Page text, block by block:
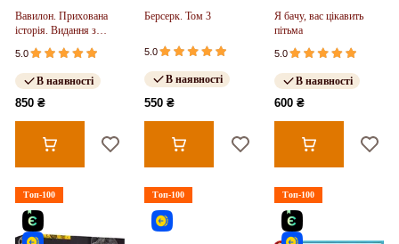
Вавилон. Прихована
історія. Видання з
ілюстрованим зрізом
(у)
5.0
В наявності
850 ₴
Берсерк. Том 3
5.0
В наявності
550 ₴
Я бачу, вас цікавить
пітьма
5.0
В наявності
600 ₴
Топ-100 Топ-100 Топ-100